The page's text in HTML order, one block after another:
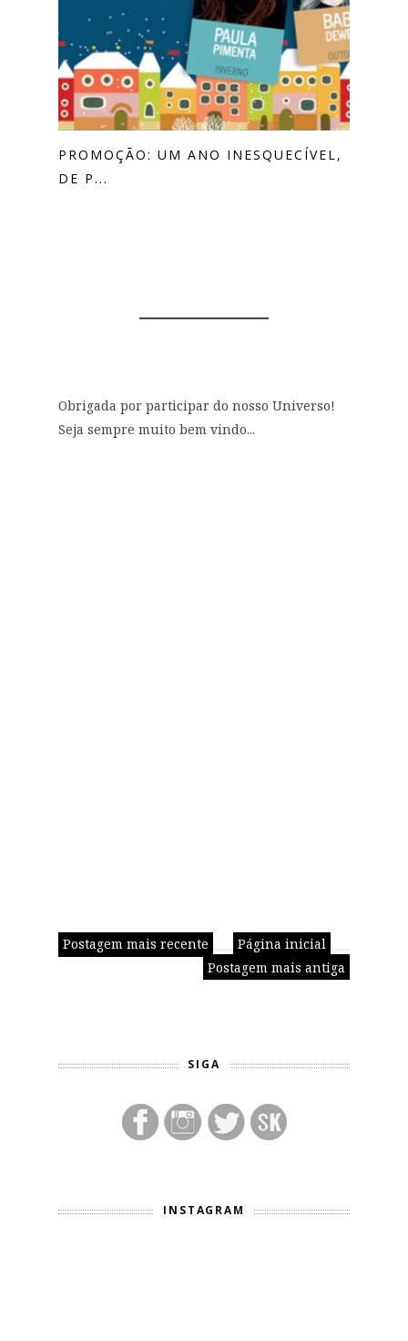
PROMOÇÃO: UM ANO INESQUECÍVEL,
DE P...
Obrigada por participar do nosso Universo!
Seja sempre muito bem vindo...
Postagem mais recente
Postagem mais antiga
Página inicial
SIGA
INSTAGRAM